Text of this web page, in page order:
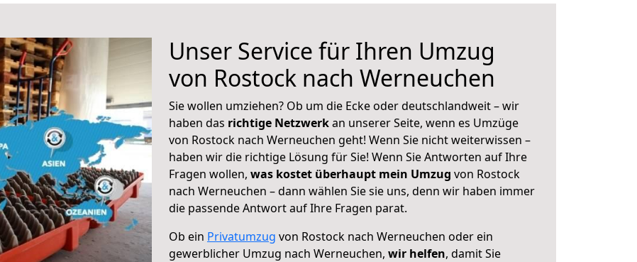
Unser Service für Ihren Umzug
von Rostock nach Werneuchen
Sie wollen umziehen? Ob um die Ecke oder deutschlandweit – wir
haben das richtige Netzwerkan unserer Seite, wenn es Umzüge
von Rostock nach Werneuchen geht! Wenn Sie nicht weiterwissen –
haben wir die richtige Lösung für Sie! Wenn Sie Antworten auf Ihre
Fragen wollen, was kostet überhaupt mein Umzug von Rostock
nach Werneuchen – dann wählen Sie sie uns, denn wir haben immer
die passende Antwort auf Ihre Fragen parat.
Ob ein Privatumzug von Rostock nach Werneuchen oder ein
gewerblicher Umzug nach Werneuchen, wir helfen, damit Sie